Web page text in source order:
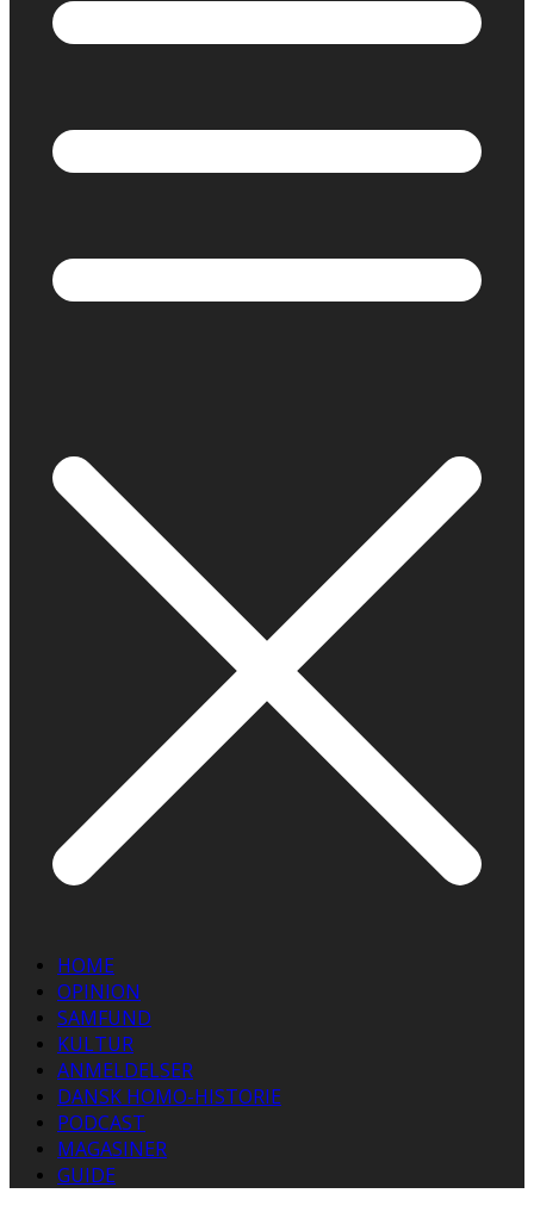
HOME
OPINION
SAMFUND
KULTUR
ANMELDELSER
DANSK HOMO-HISTORIE
PODCAST
MAGASINER
GUIDE